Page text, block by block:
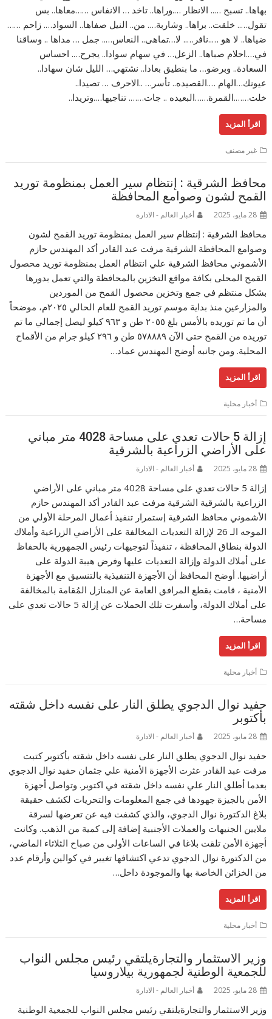
بهاها.. تسبح ….. الانظار ….وراها.. تاخد … الانفاس ……معاها.. بس
تقول….. خلقت.. براها.. وشاربة…. من.. النيل صفاها.. السواد…. زاحم ……
ضياها.. لا هو …..نافر….. لا…تماهى.. النعاس….. جمل … مداها .. وساقنا
في….احلام صباها.. الزعل… في سهام سوادا.. يجرح…. احساس
السعادة.. وبرضو… ما بنطيق بعادا.. نشتهي… الليل شان سهادا..
عيونك…الهام ….القصيده.. تأسر… ..الاحرف … تصيدا..
خلت…….القمرة……البعيده .. جات……. تناجيها….وتريدا..
اقرأ المزيد
غير مصنف
محافظ الشرقية : إنتظام سير العمل بمنظومة توريد
القمح لشون وصوامع المحافظة
28 مايو، 2025 أخبار العالم - الادارة
محافظ الشرقية : إنتظام سير العمل بمنظومة توريد القمح لشون
وصوامع المحافظة الشرقية مرفت عبد القادر أكد المهندس حازم
الأشموني محافظ الشرقية علي انتظام العمل بمنظومة توريد محصول
القمح المحلى بكافة مواقع التخزين بالمحافظة والتي تعمل بدورها
بشكل منتظم في جمع وتخزين محصول القمح من الموردين
والمزارعين منذ بداية موسم توريد القمح للعام الحالي ٢٠٢٥م، موضحاً
أن ما تم توريده بالأمس بلغ ٢٠٥٥ طن و ٩٦٣ كيلو ليصل إجمالي ما تم
توريده من القمح حتى الآن ٥٧٨٨٨٩ طن و ٢٩٦ كيلو جرام من الأقماح
المحلية. ومن جانبه أوضح المهندس عماد…
اقرأ المزيد
أخبار محلية
إزالة 5 حالات تعدي على مساحة 4028 متر مباني
على الأراضي الزراعية بالشرقية
28 مايو، 2025 أخبار العالم - الادارة
إزالة 5 حالات تعدي على مساحة 4028 متر مباني على الأراضي
الزراعية بالشرقية الشرقية مرفت عبد القادر أكد المهندس حازم
الأشموني محافظ الشرقية إستمرار تنفيذ أعمال المرحلة الأولي من
الموجه الـ 26 لإزالة التعديات المخالفة على الأراضي الزراعية وأملاك
الدولة بنطاق المحافظة ، تنفيذاً لتوجيهات رئيس الجمهورية بالحفاظ
على أملاك الدولة وإزالة التعديات عليها وفرض هيبة الدولة على
أراضيها. أوضح المحافظ أن الأجهزة التنفيذية بالتنسيق مع الأجهزة
الأمنية ، قامت بقطع المرافق العامة عن المنازل المُقامة بالمخالفة
على أملاك الدولة، وأسفرت تلك الحملات عن إزالة 5 حالات تعدي على
مساحة…
اقرأ المزيد
أخبار محلية
حفيد نوال الدجوي يطلق النار على نفسه داخل شقته
بأكتوبر
28 مايو، 2025 أخبار العالم - الادارة
حفيد نوال الدجوي يطلق النار على نفسه داخل شقته بأكتوبر كتبت
مرفت عبد القادر عثرت الأجهزة الأمنية علي جثمان حفيد نوال الدجوي
بعدما أطلق النار علي نفسه داخل شقته في اكتوبر. وتواصل أجهزة
الأمن بالجيزة جهودها في جمع المعلومات والتحريات لكشف حقيقة
بلاغ الدكتورة نوال الدجوي، والذي كشفت فيه عن تعرضها لسرقة
ملايين الجنيهات والعملات الأجنبية إضافة إلى كمية من الذهب. وكانت
أجهزة الأمن تلقت بلاغا في الساعات الأولى من صباح الثلاثاء الماضي،
من الدكتورة نوال الدجوي تدعي اكتشافها تغيير في كوالين وأرقام عدد
من الخزائن الخاصة بها والموجودة داخل…
اقرأ المزيد
أخبار محلية
وزير الاستثمار والتجارةيلتقي رئيس مجلس النواب
للجمعية الوطنية لجمهورية بيلاروسيا
28 مايو، 2025 أخبار العالم - الادارة
وزير الاستثمار والتجارةيلتقي رئيس مجلس النواب للجمعية الوطنية